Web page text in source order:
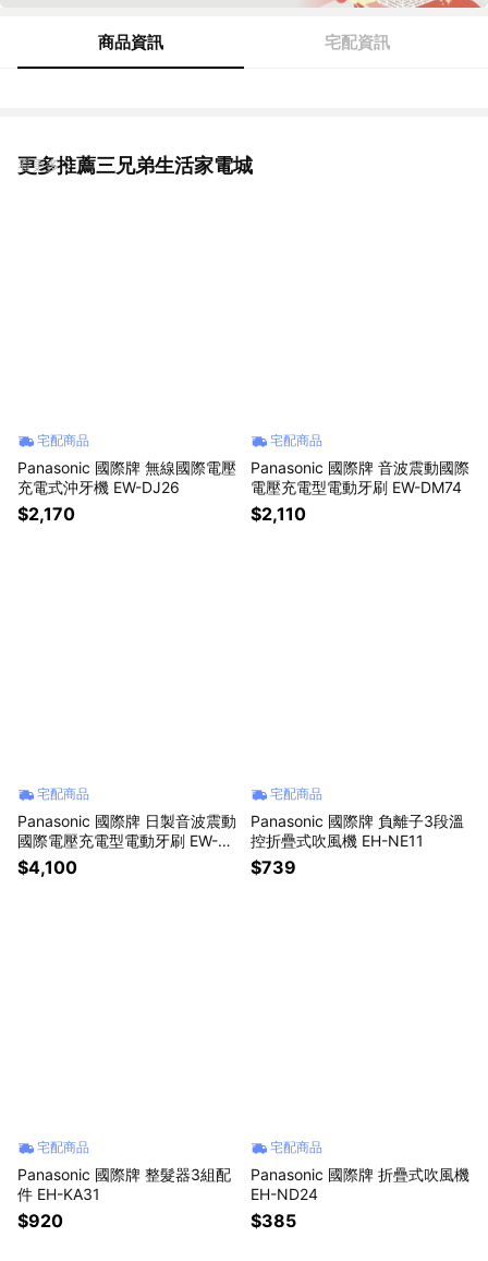
商品資訊 宅配資訊
更多推薦三兄弟生活家電城
看更多
宅配商品
Panasonic 國際牌 無線國際電壓
充電式沖牙機 EW-DJ26
$2,170
宅配商品
Panasonic 國際牌 音波震動國際
電壓充電型電動牙刷 EW-DM74
$2,110
宅配商品
Panasonic 國際牌 日製音波震動
國際電壓充電型電動牙刷 EW-D
A48
$4,100
宅配商品
Panasonic 國際牌 負離子3段溫
控折疊式吹風機 EH-NE11
$739
宅配商品
Panasonic 國際牌 整髮器3組配
件 EH-KA31
$920
宅配商品
Panasonic 國際牌 折疊式吹風機
EH-ND24
$385